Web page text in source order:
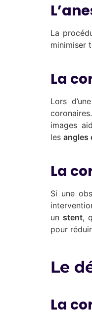
La
minimiser
La
Lors
images
les angles
La
Si une
un stent,
pour
Le
La